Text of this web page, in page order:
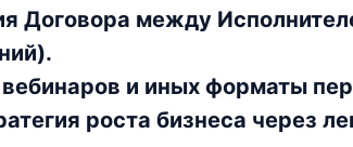
Договора между
и иных форматы
роста бизнеса через